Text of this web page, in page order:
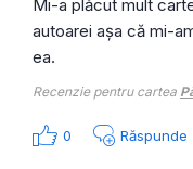
Mi-a plăcut mult
autoarei așa că mi-
ea.
Recenzie pentru cartea
0 Răspunde